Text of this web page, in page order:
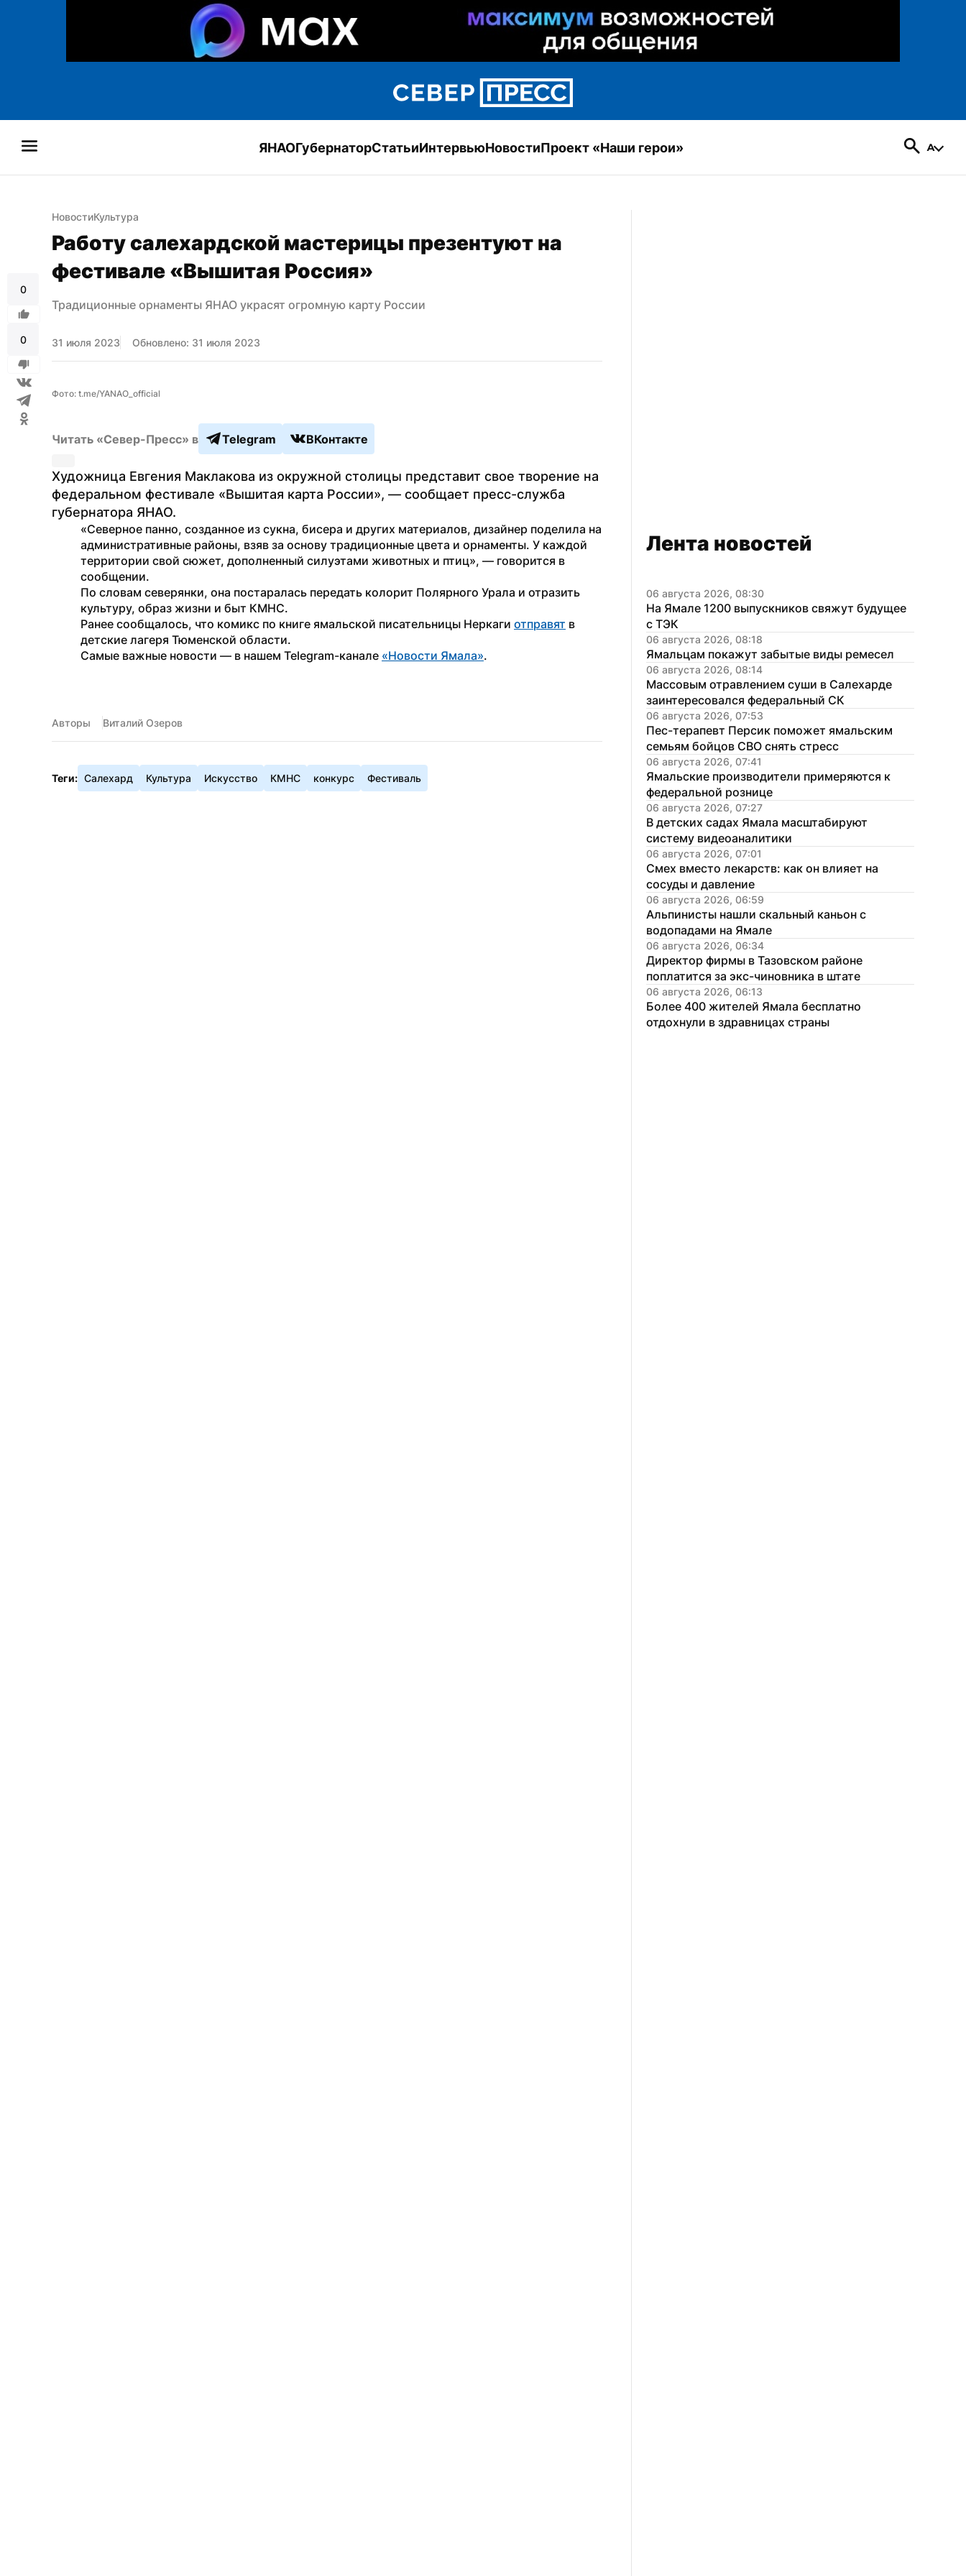
ЯНАОГубернаторСтатьиИнтервьюНовостиПроект «Наши герои»
0
0
НовостиКультура
Работу салехардской мастерицы презентуют на
фестивале «Вышитая Россия»
Традиционные орнаменты ЯНАО украсят огромную карту России
31 июля 2023 Обновлено: 31 июля 2023
Фото: t.me/YANAO_official
Читать «Север-Пресс» в Telegram ВКонтакте
Художница Евгения Маклакова из окружной столицы представит свое творение на
федеральном фестивале «Вышитая карта России», — сообщает пресс-служба
губернатора ЯНАО.
«Северное панно, созданное из сукна, бисера и других материалов, дизайнер поделила на
административные районы, взяв за основу традиционные цвета и орнаменты. У каждой
территории свой сюжет, дополненный силуэтами животных и птиц», — говорится в
сообщении.
По словам северянки, она постаралась передать колорит Полярного Урала и отразить
культуру, образ жизни и быт КМНС.
Ранее сообщалось, что комикс по книге ямальской писательницы Неркаги отправят в
детские лагеря Тюменской области.
Самые важные новости — в нашем Telegram-канале «Новости Ямала».
Авторы Виталий Озеров
Теги: Салехард Культура Искусство КМНС конкурс Фестиваль
Лента новостей
06 августа 2026, 08:30
На Ямале 1200 выпускников свяжут будущее
с ТЭК
06 августа 2026, 08:18
Ямальцам покажут забытые виды ремесел
06 августа 2026, 08:14
Массовым отравлением суши в Салехарде
заинтересовался федеральный СК
06 августа 2026, 07:53
Пес-терапевт Персик поможет ямальским
семьям бойцов СВО снять стресс
06 августа 2026, 07:41
Ямальские производители примеряются к
федеральной рознице
06 августа 2026, 07:27
В детских садах Ямала масштабируют
систему видеоаналитики
06 августа 2026, 07:01
Смех вместо лекарств: как он влияет на
сосуды и давление
06 августа 2026, 06:59
Альпинисты нашли скальный каньон с
водопадами на Ямале
06 августа 2026, 06:34
Директор фирмы в Тазовском районе
поплатится за экс-чиновника в штате
06 августа 2026, 06:13
Более 400 жителей Ямала бесплатно
отдохнули в здравницах страны